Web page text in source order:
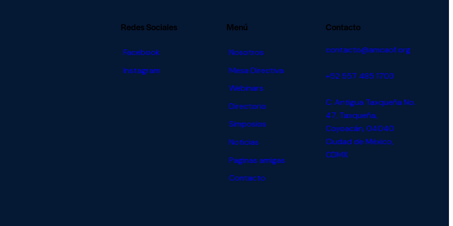
Redes Sociales
Facebook
Instagram
Menú
Nosotros
Mesa Directiva
Webinars
Directorio
Simposios
Noticias
Paginas amigas
Contacto
Contacto
contacto@amcaof.org
+52 557 485 1703
C. Antigua Taxqueña No.
47, Taxqueña,
Coyoacán, 04040
Ciudad de México,
CDMX